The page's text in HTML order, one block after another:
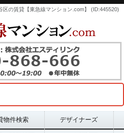
区の賃貸【東急線マンション.com】 (ID:445520)
物件検索 デザイナーズ